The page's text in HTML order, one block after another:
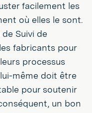
facilement les
où elles le sont.
Suivi de
fabricants pour
processus
même doit être
pour soutenir
un bon